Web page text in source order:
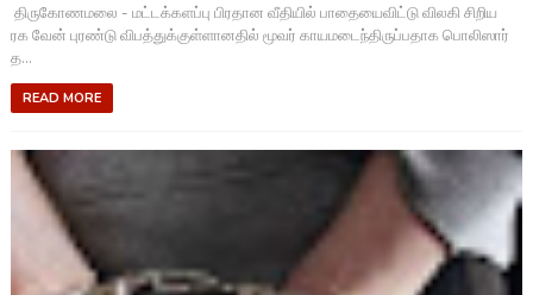
திருகோணமலை - மட்டக்களப்பு பிரதான வீதியில் பாதையைவிட்டு விலகி சிறிய
ரக வேன் புரண்டு விபத்துக்குள்ளானதில் மூவர் காயமடைந்திருப்பதாக பொலிஸார்
த...
READ MORE